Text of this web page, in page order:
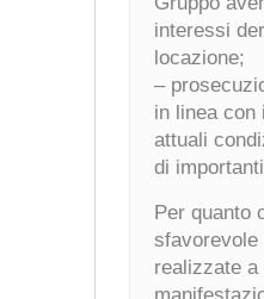
interessi
locazione;
–
in linea con
attuali
di
Per quanto
sfavorevole
realizzate